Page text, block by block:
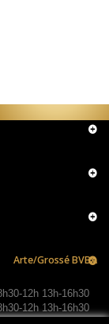
Arte/Grossé BVBA
12h 13h-16h30
12h 13h-16h30